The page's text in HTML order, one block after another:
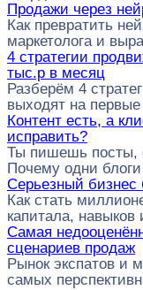
Продажи через
Как превратить
маркетолога и
4 стратегии
тыс.р в месяц
Разберём 4
выходят на первые
Контент есть, а
исправить?
Ты пишешь посты,
Почему одни
Серьезный бизнес
Как стать
капитала, навыков
Самая
сценариев продаж
Рынок экспатов и
самых